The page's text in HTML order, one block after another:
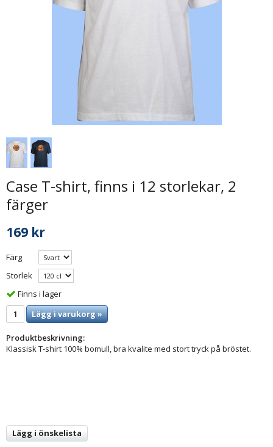
Case T-shirt, finns i 12 storlekar, 2
färger
169 kr
Färg
Storlek
Finns i lager
Lägg i varukorg »
Produktbeskrivning:
Klassisk T-shirt 100% bomull, bra kvalite med stort tryck på bröstet.
Lägg i önskelista